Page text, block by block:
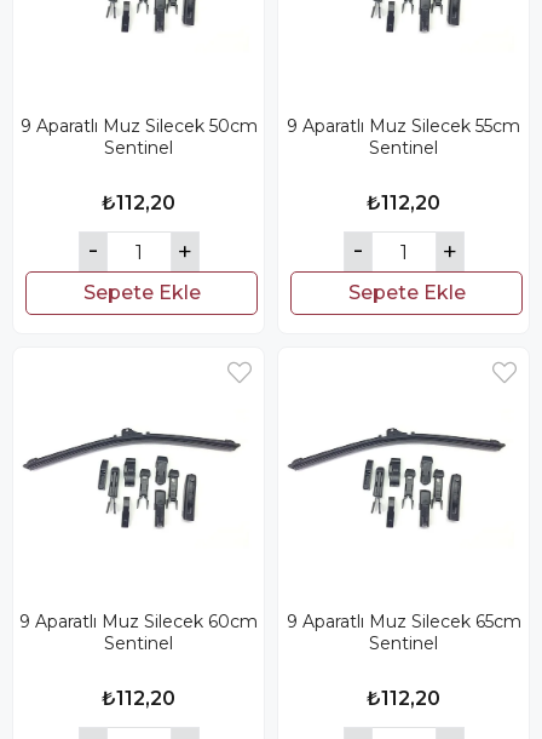
9 Aparatlı Muz Silecek 50cm
Sentinel
₺112,20
Sepete Ekle
9 Aparatlı Muz Silecek 55cm
Sentinel
₺112,20
Sepete Ekle
9 Aparatlı Muz Silecek 60cm
Sentinel
₺112,20
9 Aparatlı Muz Silecek 65cm
Sentinel
₺112,20